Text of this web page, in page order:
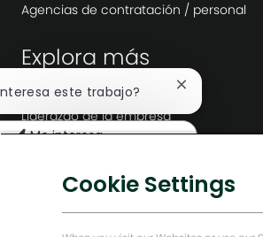
Agencias de contratación / personal
Explora más
Sala
Liderazgo de la empresa
Soluciones bajas en carbono
Baker Hughes Inicio
Cookie Settings
este trabajo?
Cerrar
notificación
de
chatbot
Me interesa